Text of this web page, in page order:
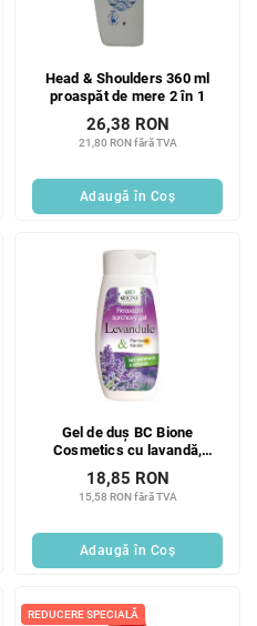
Head & Shoulders 360 ml
proaspăt de mere 2 în 1
21,80 RON fără TVA
26,38 RON
Adaugă în Coş
Gel de duș BC Bione
Cosmetics cu lavandă,
15,58 RON fără TVA
18,85 RON
Adaugă în Coş
REDUCERE SPECIALĂ